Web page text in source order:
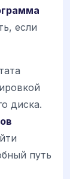
если
диска.
путь